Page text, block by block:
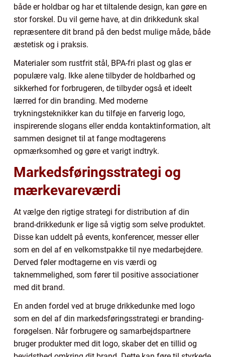
både er holdbar og har et tiltalende design, kan gøre en
stor forskel. Du vil gerne have, at din drikkedunk skal
repræsentere dit brand på den bedst mulige måde, både
æstetisk og i praksis.
Materialer som rustfrit stål, BPA-fri plast og glas er
populære valg. Ikke alene tilbyder de holdbarhed og
sikkerhed for forbrugeren, de tilbyder også et ideelt
lærred for din branding. Med moderne
trykningsteknikker kan du tilføje en farverig logo,
inspirerende slogans eller endda kontaktinformation, alt
sammen designet til at fange modtagerens
opmærksomhed og gøre et varigt indtryk.
Markedsføringsstrategi og
mærkevareværdi
At vælge den rigtige strategi for distribution af din
brand-drikkedunk er lige så vigtig som selve produktet.
Disse kan uddelt på events, konferencer, messer eller
som en del af en velkomstpakke til nye medarbejdere.
Derved føler modtagerne en vis værdi og
taknemmelighed, som fører til positive associationer
med dit brand.
En anden fordel ved at bruge drikkedunke med logo
som en del af din markedsføringsstrategi er branding-
forøgelsen. Når forbrugere og samarbejdspartnere
bruger produkter med dit logo, skaber det en tillid og